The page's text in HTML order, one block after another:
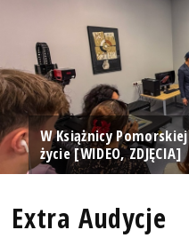
W Książnicy
życie [WIDEO, ZDJĘCIA]
Extra Audycje